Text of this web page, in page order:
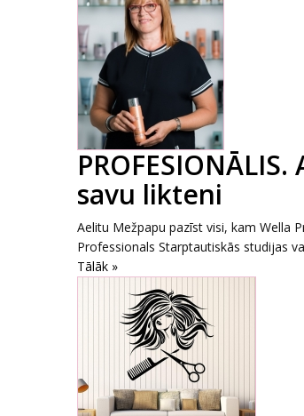
savu likteni
Aelitu Mežpapu pazīst visi, kam Wella
Professionals Starptautiskās studijas
Tālāk »